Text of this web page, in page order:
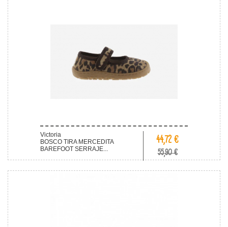
Victoria
BOSCO TIRA MERCEDITA
BAREFOOT SERRAJE...
44,72 €
55,90 €